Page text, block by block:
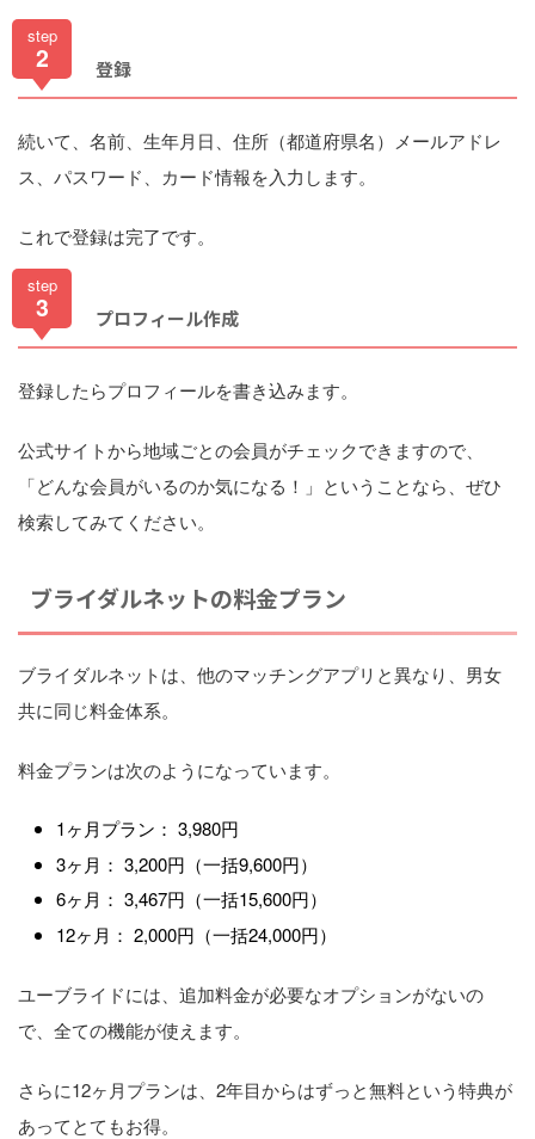
step
2 登録
続いて、名前、生年月日、住所（都道府県名）メールアドレ
ス、パスワード、カード情報を入力します。
これで登録は完了です。
step
3 プロフィール作成
登録したらプロフィールを書き込みます。
公式サイトから地域ごとの会員がチェックできますので、
「どんな会員がいるのか気になる！」ということなら、ぜひ
検索してみてください。
ブライダルネットの料金プラン
ブライダルネットは、他のマッチングアプリと異なり、男女
共に同じ料金体系。
料金プランは次のようになっています。
1ヶ月プラン： 3,980円
3ヶ月： 3,200円（一括9,600円）
6ヶ月： 3,467円（一括15,600円）
12ヶ月： 2,000円（一括24,000円）
ユーブライドには、追加料金が必要なオプションがないの
で、全ての機能が使えます。
さらに12ヶ月プランは、2年目からはずっと無料という特典が
あってとてもお得。